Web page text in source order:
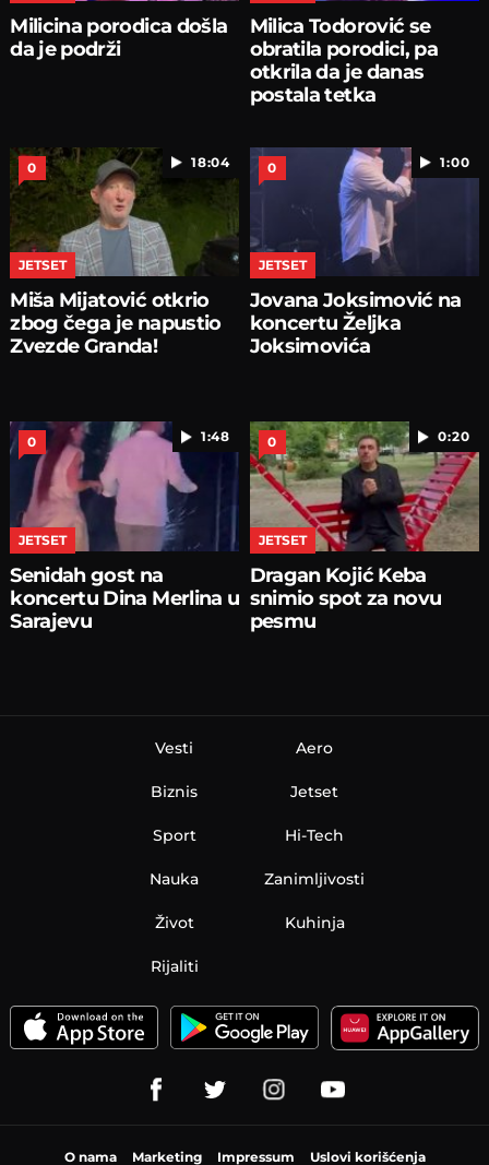
Milicina porodica došla
da je podrži
Milica Todorović se
obratila porodici, pa
otkrila da je danas
postala tetka
18:04
0
JETSET
Miša Mijatović otkrio
zbog čega je napustio
Zvezde Granda!
1:00
0
JETSET
Jovana Joksimović na
koncertu Željka
Joksimovića
1:48
0
JETSET
Senidah gost na
koncertu Dina Merlina u
Sarajevu
0:20
0
JETSET
Dragan Kojić Keba
snimio spot za novu
pesmu
Vesti
Biznis
Sport
Nauka
Aero
Jetset
Hi-Tech
Zanimljivosti
Život Kuhinja
Rijaliti
O nama Marketing Impressum Uslovi korišćenja